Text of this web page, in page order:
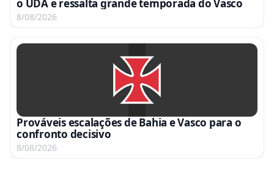
o UDA e ressalta grande temporada do Vasco
8/08/2026
Prováveis escalações de Bahia e Vasco para o
confronto decisivo
8/08/2026